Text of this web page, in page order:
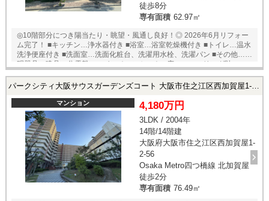
徒歩8分
専有面積 62.97㎡
◎10階部分につき陽当たり・眺望・風通し良好！◎ 2026年6月リフォー
ム完了！ ■キッチン…浄水器付き ■浴室…浴室乾燥機付き ■トイレ…温水
洗浄便座付き ■洗面室…洗面化粧台、洗濯用水栓、洗濯パン ■その他…照
明器具、建具、分電盤、スイッチコンセント ■床…フローリング貼
フロアタイル貼（玄関土間） ■壁・天井…クロス貼 ■ハウスクリーニング パークシティ大阪サウスガーデンズコート 大阪市住之江区西加賀屋1-2-56の中古マンション
マンション 4,180万円
3LDK / 2004年
14階/14階建
大阪府大阪市住之江区西加賀屋1-
2-56
Osaka Metro四つ橋線 北加賀屋
徒歩2分
専有面積 76.49㎡